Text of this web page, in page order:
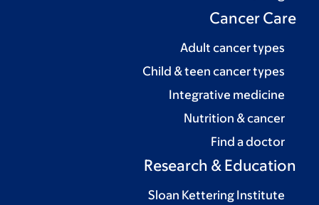
Cancer Care
Adult cancer types
Child & teen cancer types
Integrative medicine
Nutrition & cancer
Find a doctor
Research & Education
Sloan Kettering Institute